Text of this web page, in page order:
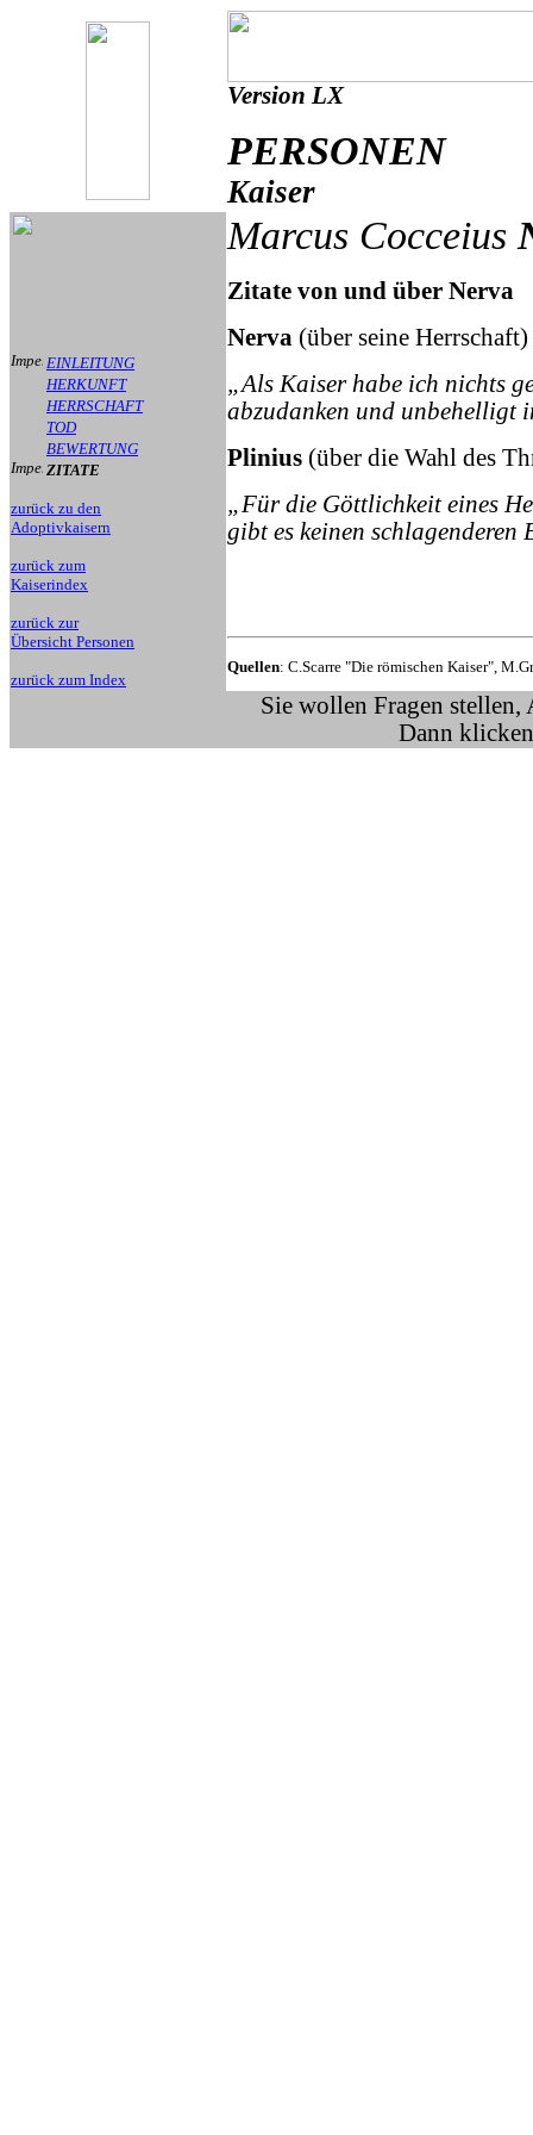
Version LX
PERSONEN
Kaiser
EINLEITUNG
HERKUNFT
HERRSCHAFT
TOD
BEWERTUNG
ZITATE
zurück zu den
Adoptivkaisern
zurück zum
Kaiserindex
zurück zur
Übersicht Personen
zurück zum Index
Marcus Cocceius
Zitate von und über Nerva
Nerva (über seine Herrschaft)
„Als Kaiser habe ich nichts
abzudanken und unbehelligt
Plinius (über die Wahl des
„Für die Göttlichkeit eines
gibt es keinen
Quellen: C.Scarre "Die römischen Kaiser",
Sie wollen Fragen stellen,
Dann